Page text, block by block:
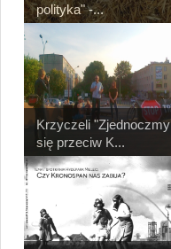
polityka" -...
Krzyczeli "Zjednoczmy
się przeciw K...